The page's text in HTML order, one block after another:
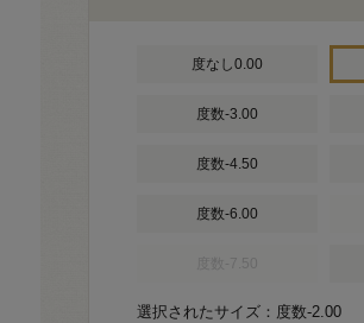
度なし0.00
度数-3.00
度数-4.50
度数-6.00
選択されたサイズ：度数-2.00